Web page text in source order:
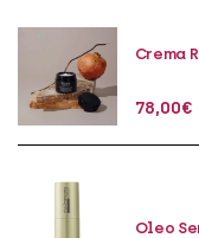
Crema
78,00€
Oleo